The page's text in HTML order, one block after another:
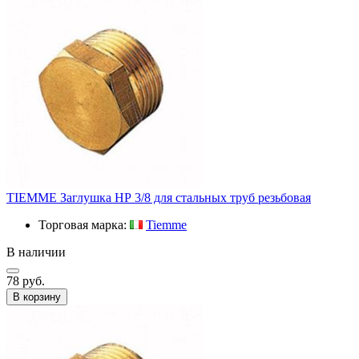
TIEMME Заглушка НР 3/8 для стальных труб резьбовая
Торговая марка:
Tiemme
В наличии
78 руб.
В корзину